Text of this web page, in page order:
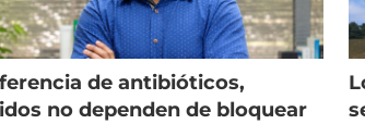
de antibióticos,
no dependen de bloquear